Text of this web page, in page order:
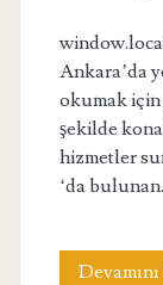
Ankara’da
okumak
şekilde
hizmetler
‘da